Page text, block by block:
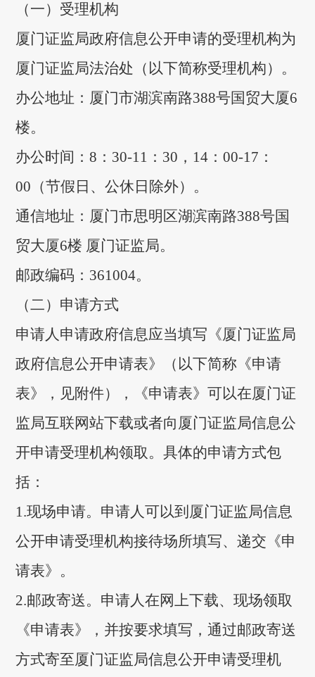
（一）受理机构
厦门证监局政府信息公开申请的受理机构为
厦门证监局法治处（以下简称受理机构）。
办公地址：厦门市湖滨南路388号国贸大厦6
楼。
办公时间：8：30-11：30，14：00-17：
00（节假日、公休日除外）。
通信地址：厦门市思明区湖滨南路388号国
贸大厦6楼 厦门证监局。
邮政编码：361004。
（二）申请方式
申请人申请政府信息应当填写《厦门证监局
政府信息公开申请表》（以下简称《申请
表》，见附件），《申请表》可以在厦门证
监局互联网站下载或者向厦门证监局信息公
开申请受理机构领取。具体的申请方式包
括：
1.现场申请。申请人可以到厦门证监局信息
公开申请受理机构接待场所填写、递交《申
请表》。
2.邮政寄送。申请人在网上下载、现场领取
《申请表》，并按要求填写，通过邮政寄送
方式寄至厦门证监局信息公开申请受理机